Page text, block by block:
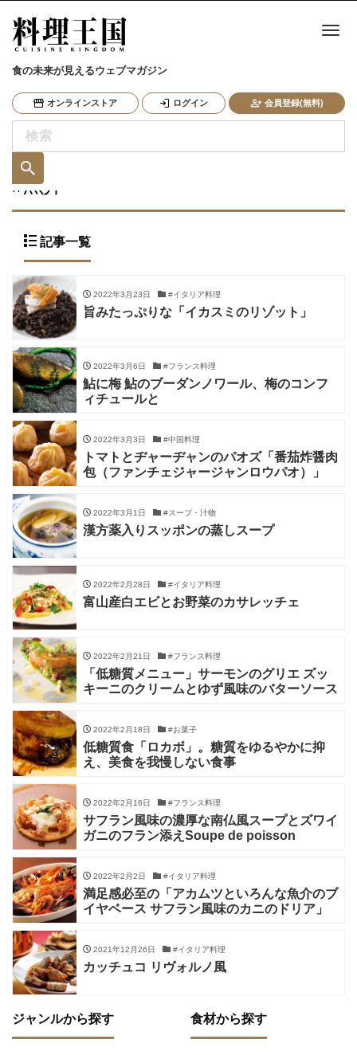
食の未来が見えるウェブマガジン
オンラインストア ログイン 会員登録(無料)
ナ
#魚介
記事一覧
2022年3月23日 #イタリア料理
旨みたっぷりな「イカスミのリゾット」
2022年3月6日 #フランス料理
鮎に梅 鮎のブーダンノワール、梅のコンフ
ィチュールと
2022年3月3日 #中国料理
トマトとヂャーヂャンのパオズ「番茄炸醤肉
包（ファンチェジャージャンロウパオ）」
2022年3月1日 #スープ・汁物
漢方薬入りスッポンの蒸しスープ
2022年2月28日 #イタリア料理
富山産白エビとお野菜のカサレッチェ
2022年2月21日 #フランス料理
「低糖質メニュー」サーモンのグリエ ズッ
キーニのクリームとゆず風味のバターソース
2022年2月18日 #お菓子
低糖質食「ロカボ」。糖質をゆるやかに抑
え、美食を我慢しない食事
2022年2月16日 #フランス料理
サフラン風味の濃厚な南仏風スープとズワイ
ガニのフラン添えSoupe de poisson
2022年2月2日 #イタリア料理
満足感必至の「アカムツといろんな魚介のブ
イヤベース サフラン風味のカニのドリア」
2021年12月26日 #イタリア料理
カッチュコ リヴォルノ風
ジャンルから探す 食材から探す